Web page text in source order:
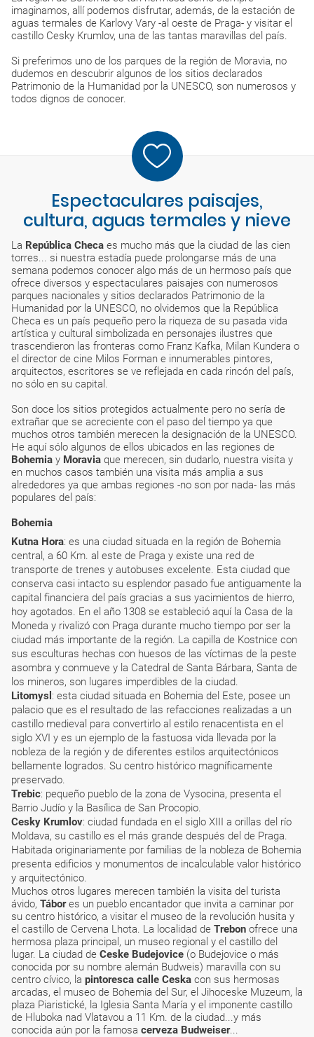
imaginamos, allí podemos disfrutar, además, de la estación de
aguas termales de Karlovy Vary -al oeste de Praga- y visitar el
castillo Cesky Krumlov, una de las tantas maravillas del país.
Si preferimos uno de los parques de la región de Moravia, no
dudemos en descubrir algunos de los sitios declarados
Patrimonio de la Humanidad por la UNESCO, son numerosos y
todos dignos de conocer.
Espectaculares paisajes,
cultura, aguas termales y nieve
La República Checa es mucho más que la ciudad de las cien
torres... si nuestra estadía puede prolongarse más de una
semana podemos conocer algo más de un hermoso país que
ofrece diversos y espectaculares paisajes con numerosos
parques nacionales y sitios declarados Patrimonio de la
Humanidad por la UNESCO, no olvidemos que la República
Checa es un país pequeño pero la riqueza de su pasada vida
artística y cultural simbolizada en personajes ilustres que
trascendieron las fronteras como Franz Kafka, Milan Kundera o
el director de cine Milos Forman e innumerables pintores,
arquitectos, escritores se ve reflejada en cada rincón del país,
no sólo en su capital.
Son doce los sitios protegidos actualmente pero no sería de
extrañar que se acreciente con el paso del tiempo ya que
muchos otros también merecen la designación de la UNESCO.
He aquí sólo algunos de ellos ubicados en las regiones de
Bohemia y Moravia que merecen, sin dudarlo, nuestra visita y
en muchos casos también una visita más amplia a sus
alrededores ya que ambas regiones -no son por nada- las más
populares del país:
Bohemia
Kutna Hora: es una ciudad situada en la región de Bohemia
central, a 60 Km. al este de Praga y existe una red de
transporte de trenes y autobuses excelente. Esta ciudad que
conserva casi intacto su esplendor pasado fue antiguamente la
capital financiera del país gracias a sus yacimientos de hierro,
hoy agotados. En el año 1308 se estableció aquí la Casa de la
Moneda y rivalizó con Praga durante mucho tiempo por ser la
ciudad más importante de la región. La capilla de Kostnice con
sus esculturas hechas con huesos de las víctimas de la peste
asombra y conmueve y la Catedral de Santa Bárbara, Santa de
los mineros, son lugares imperdibles de la ciudad.
Litomysl : esta ciudad situada en Bohemia del Este, posee un
palacio que es el resultado de las refacciones realizadas a un
castillo medieval para convertirlo al estilo renacentista en el
siglo XVI y es un ejemplo de la fastuosa vida llevada por la
nobleza de la región y de diferentes estilos arquitectónicos
bellamente logrados. Su centro histórico magníficamente
preservado.
Trebic: pequeño pueblo de la zona de Vysocina, presenta el
Barrio Judío y la Basílica de San Procopio.
Cesky Krumlov: ciudad fundada en el siglo XIII a orillas del río
Moldava, su castillo es el más grande después del de Praga.
Habitada originariamente por familias de la nobleza de Bohemia
presenta edificios y monumentos de incalculable valor histórico
y arquitectónico.
Muchos otros lugares merecen también la visita del turista
ávido, Tábores un pueblo encantador que invita a caminar por
su centro histórico, a visitar el museo de la revolución husita y
el castillo de Cervena Lhota. La localidad de Trebon ofrece una
hermosa plaza principal, un museo regional y el castillo del
lugar. La ciudad de Ceske Budejovice (o Budejovice o más
conocida por su nombre alemán Budweis) maravilla con su
centro cívico, la pintoresca calle Ceska con sus hermosas
arcadas, el museo de Bohemia del Sur, el Jihoceske Muzeum, la
plaza Piaristické, la Iglesia Santa María y el imponente castillo
de Hluboka nad Vlatavou a 11 Km. de la ciudad...y más
conocida aún por la famosa cerveza Budweiser...